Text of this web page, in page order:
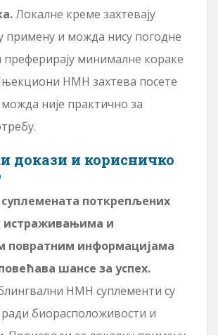
Локалне креме захтевају
примену и можда нису погодне
преферирају минималне кораке
НМН захтева посете
није практично за
докази и корисничко
поткрепљених
и
повратним информацијама
шансе за успех.
НМН суплементи су
биорасположивости и